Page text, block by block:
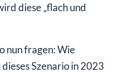
diese „flach und
nun fragen: Wie
Szenario in 2023